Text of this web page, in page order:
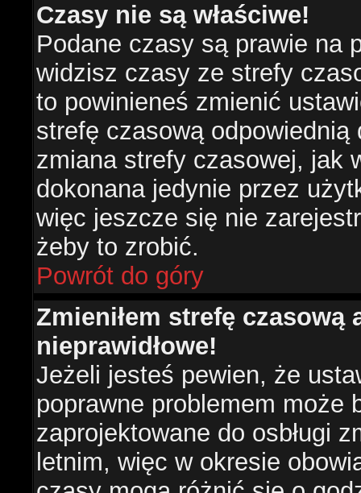
Czasy nie są właściwe!
Podane czasy są prawie na
widzisz czasy ze strefy
to powinieneś zmienić
strefę czasową
zmiana strefy czasowej, jak
dokonana jedynie przez
więc jeszcze się nie
żeby to zrobić.
Powrót do góry
Zmieniłem strefę czasową
nieprawidłowe!
Jeżeli jesteś pewien, że
poprawne problemem może
zaprojektowane do osbługi
letnim, więc w okresie